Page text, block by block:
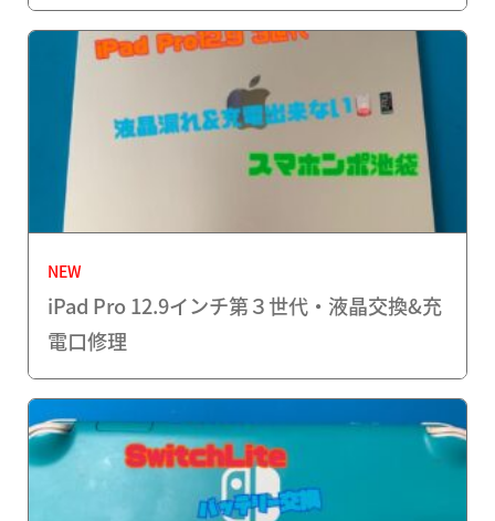
NEW
iPad Pro 12.9インチ第３世代・液晶交換&充
電口修理